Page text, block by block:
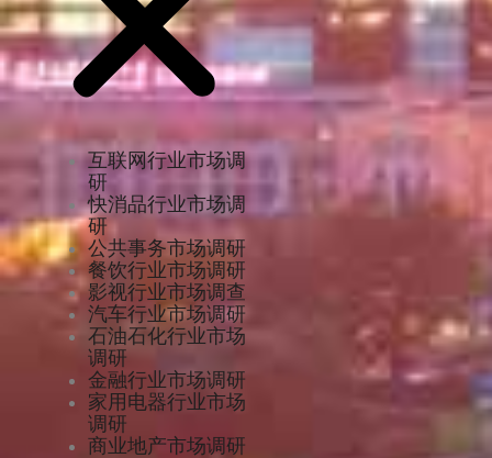
互联网行业市场调
研
快消品行业市场调
研
公共事务市场调研
餐饮行业市场调研
影视行业市场调查
汽车行业市场调研
石油石化行业市场
调研
金融行业市场调研
家用电器行业市场
调研
商业地产市场调研